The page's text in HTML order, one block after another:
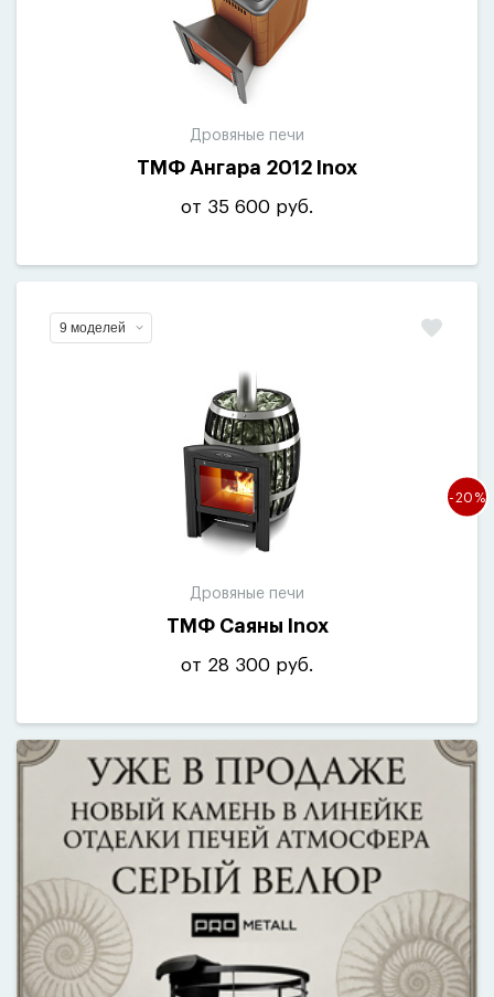
Дровяные печи
ТМФ Ангара 2012 Inox
от 35 600 руб.
9 моделей
-20%
Дровяные печи
ТМФ Саяны Inox
от 28 300 руб.